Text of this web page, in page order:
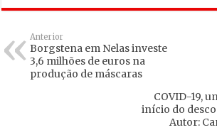
Anterior
Borgstena em Nelas investe
3,6 milhões de euros na
produção de máscaras
COVID-19,
início do
Autor: